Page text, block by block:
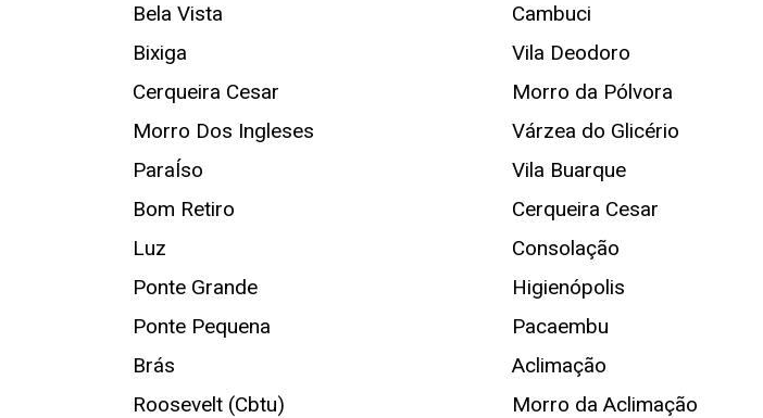
Bela Vista
Bixiga
Cerqueira Cesar
Morro Dos Ingleses
ParaÍso
Bom Retiro
Luz
Ponte Grande
Ponte Pequena
Brás
Roosevelt (Cbtu)
Cambuci
Vila Deodoro
Morro da Pólvora
Várzea do Glicério
Vila Buarque
Cerqueira Cesar
Consolação
Higienópolis
Pacaembu
Aclimação
Morro da Aclimação